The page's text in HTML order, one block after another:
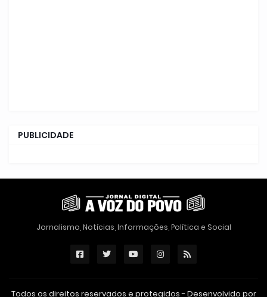
PUBLICIDADE
Jornalismo, Notícias, Informações, Política e Social
Todos os direitos reservados e protegidos - Desenvolvido por